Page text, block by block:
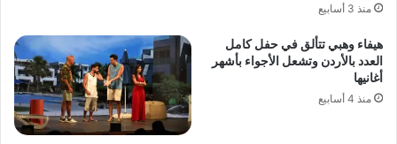
منذ 3 أسابيع
هيفاء وهبي تتألق في حفل كامل
العدد بالأردن وتشعل الأجواء بأشهر
أغانيها
منذ 4 أسابيع